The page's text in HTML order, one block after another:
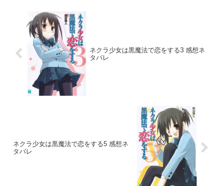
ネクラ少女は黒魔法で恋をする3 感想ネ
タバレ
ネクラ少女は黒魔法で恋をする5 感想ネ
タバレ